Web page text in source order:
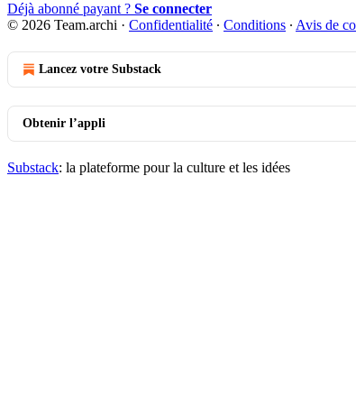
Déjà abonné payant ? Se connecter
© 2026 Team.archi · Confidentialité ∙ Conditions ∙ Avis de
Lancez votre Substack
Obtenir l’appli
Substack: la plateforme pour la culture et les idées